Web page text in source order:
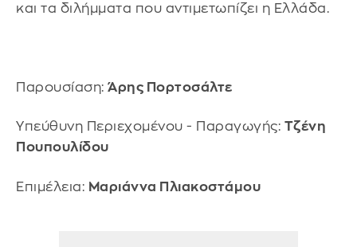
και τα διλήμματα που αντιμετωπίζει η Ελλάδα.
Παρουσίαση: Άρης Πορτοσάλτε
Υπεύθυνη Περιεχομένου - Παραγωγής: Τζένη
Πουπουλίδου
Επιμέλεια: Μαριάννα Πλιακοστάμου